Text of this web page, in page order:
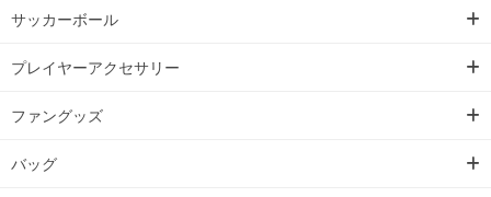
サッカーボール
プレイヤーアクセサリー
ファングッズ
バッグ